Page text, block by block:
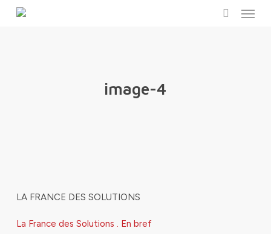
Menu
image-4
LA FRANCE DES SOLUTIONS
La France des Solutions . En bref